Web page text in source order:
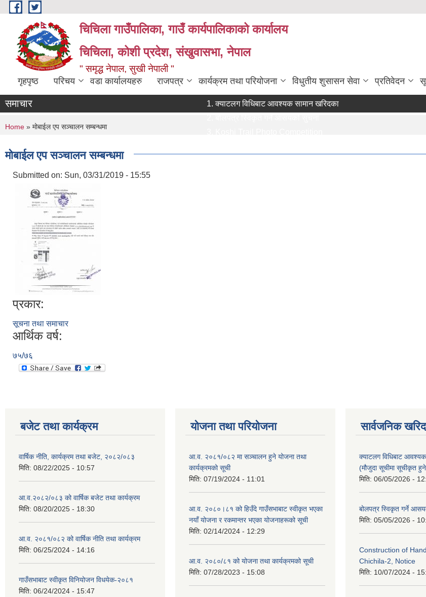
Skip to main content
चिचिला गाउँपालिका, गाउँ कार्यपालिकाको कार्यालय
चिचिला, कोशी प्रदेश, संखुवासभा, नेपाल
" समृद्ध नेपाल, सुखी नेपाली "
गृहपृष्ठ परिचय वडा कार्यालयहरु राजपत्र कार्यक्रम तथा परियोजना विधुतीय शुसासन सेवा प्रतिवेदन
समाचार
क्याटलग विधिबाट आवश्यक सामान खरिदका लागि (मौजुदा सूचीमा सूचीकृत हुने
You are here
Home » मोबाईल एप सञ्चालन सम्बन्धमा
मोबाईल एप सञ्चालन सम्बन्धमा
Submitted on: Sun, 03/31/2019 - 15:55
प्रकार:
सूचना तथा समाचार
आर्थिक वर्ष:
७५/७६
बजेट तथा कार्यक्रम
वार्षिक नीति, कार्यक्रम तथा बजेट, २०८२/०८३
मिति: 08/22/2025 - 10:57
आ.व.२०८२/०८३ को वार्षिक बजेट तथा कार्यक्रम
मिति: 08/20/2025 - 18:30
आ.व. २०८१/०८२ को वार्षिक नीति तथा कार्यक्रम
मिति: 06/25/2024 - 14:16
गाउँसभाबाट स्वीकृत विनियोजन विधयेक-२०८१
मिति: 06/24/2024 - 15:47
योजना तथा परियोजना
आ.व. २०८१/०८२ मा सञ्चालन हुने योजना तथा
कार्यक्रमको सूची
मिति: 07/19/2024 - 11:01
आ.व. २०८०।८१ को हिउँदे गाउँसभाबाट स्वीकृत भएका
नयाँ योजना र रकमान्तर भएका योजनाहरूको सूची
मिति: 02/14/2024 - 12:29
आ.व. २०८०/८१ को योजना तथा कार्यक्रमको सूची
मिति: 07/28/2023 - 15:08
सार्वजनिक
क्याटलग विधिबाट आवश्यक
(मौजुदा सूचीमा सूचीकृत
मिति: 06/05/2026 -
बोलपत्र स्विकृत गर्ने
मिति: 05/05/2026 -
Construction of
Chichila-2, Notice
मिति: 10/07/2024 -